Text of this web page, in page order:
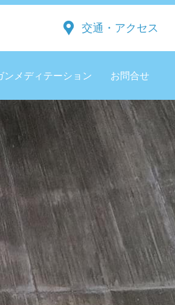
交通・アクセス
ンメディテーション お問合せ